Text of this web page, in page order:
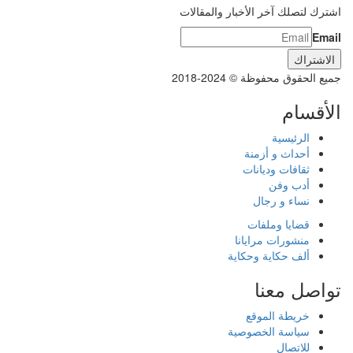
اشترك لتصلك آخر الأخبار والمقالات
Email
جميع الحقوق محفوظة © 2024-2018
الأقسام
الرئيسية
أحداث و أزمنة
ثقافات وديانات
أدب وفن
نساء و رجال
قضايا وملفات
منشورات مرايانا
ألف حكاية وحكاية
تواصل معنا
خريطة الموقع
سياسة الخصوصية
للاتصال